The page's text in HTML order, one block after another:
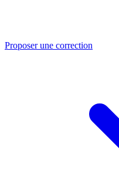
Proposer une correction